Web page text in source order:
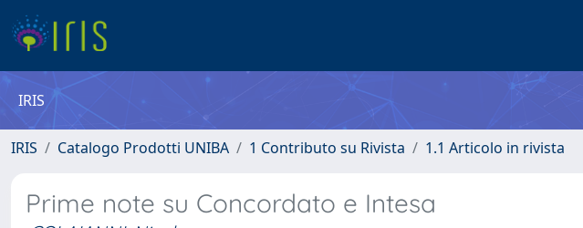
IRIS
IRIS Catalogo Prodotti UNIBA 1 Contributo su Rivista 1.1 Articolo in rivista
Prime note su Concordato e Intesa